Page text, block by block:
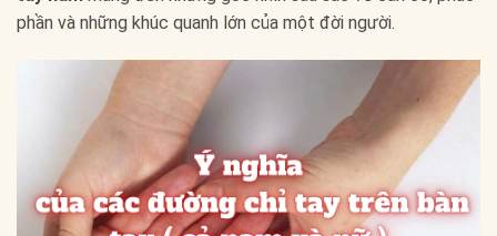
phần và những khúc quanh lớn của một đời người.